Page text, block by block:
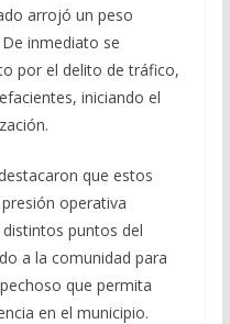
arrojó un peso
inmediato se
por el delito de tráfico,
iniciando el
que estos
operativa
puntos del
a la comunidad para
que permita
en el municipio.